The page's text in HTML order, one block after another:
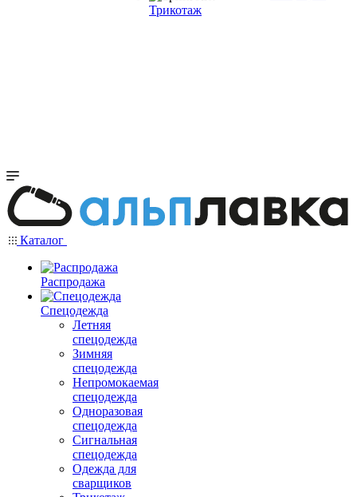
Трикотаж
Каталог
Распродажа
Спецодежда
Летняя
спецодежда
Зимняя
спецодежда
Непромокаемая
спецодежда
Одноразовая
спецодежда
Сигнальная
спецодежда
Одежда для
сварщиков